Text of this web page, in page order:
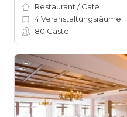
Restaurant / Café
4Veranstaltungsräume
80 Gäste